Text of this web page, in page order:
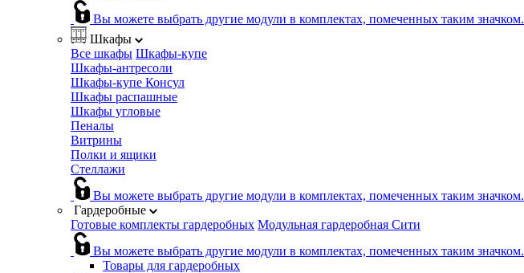
Вы можете выбрать другие модули в комплектах, помеченных таким значком.
Шкафы
Все шкафы Шкафы-купе
Шкафы-антресоли
Шкафы-купе Консул
Шкафы распашные
Шкафы угловые
Пеналы
Витрины
Полки и ящики
Стеллажи
Вы можете выбрать другие модули в комплектах, помеченных таким значком.
Гардеробные
Готовые комплекты гардеробных Модульная гардеробная Сити
Вы можете выбрать другие модули в комплектах, помеченных таким значком.
Товары для гардеробных